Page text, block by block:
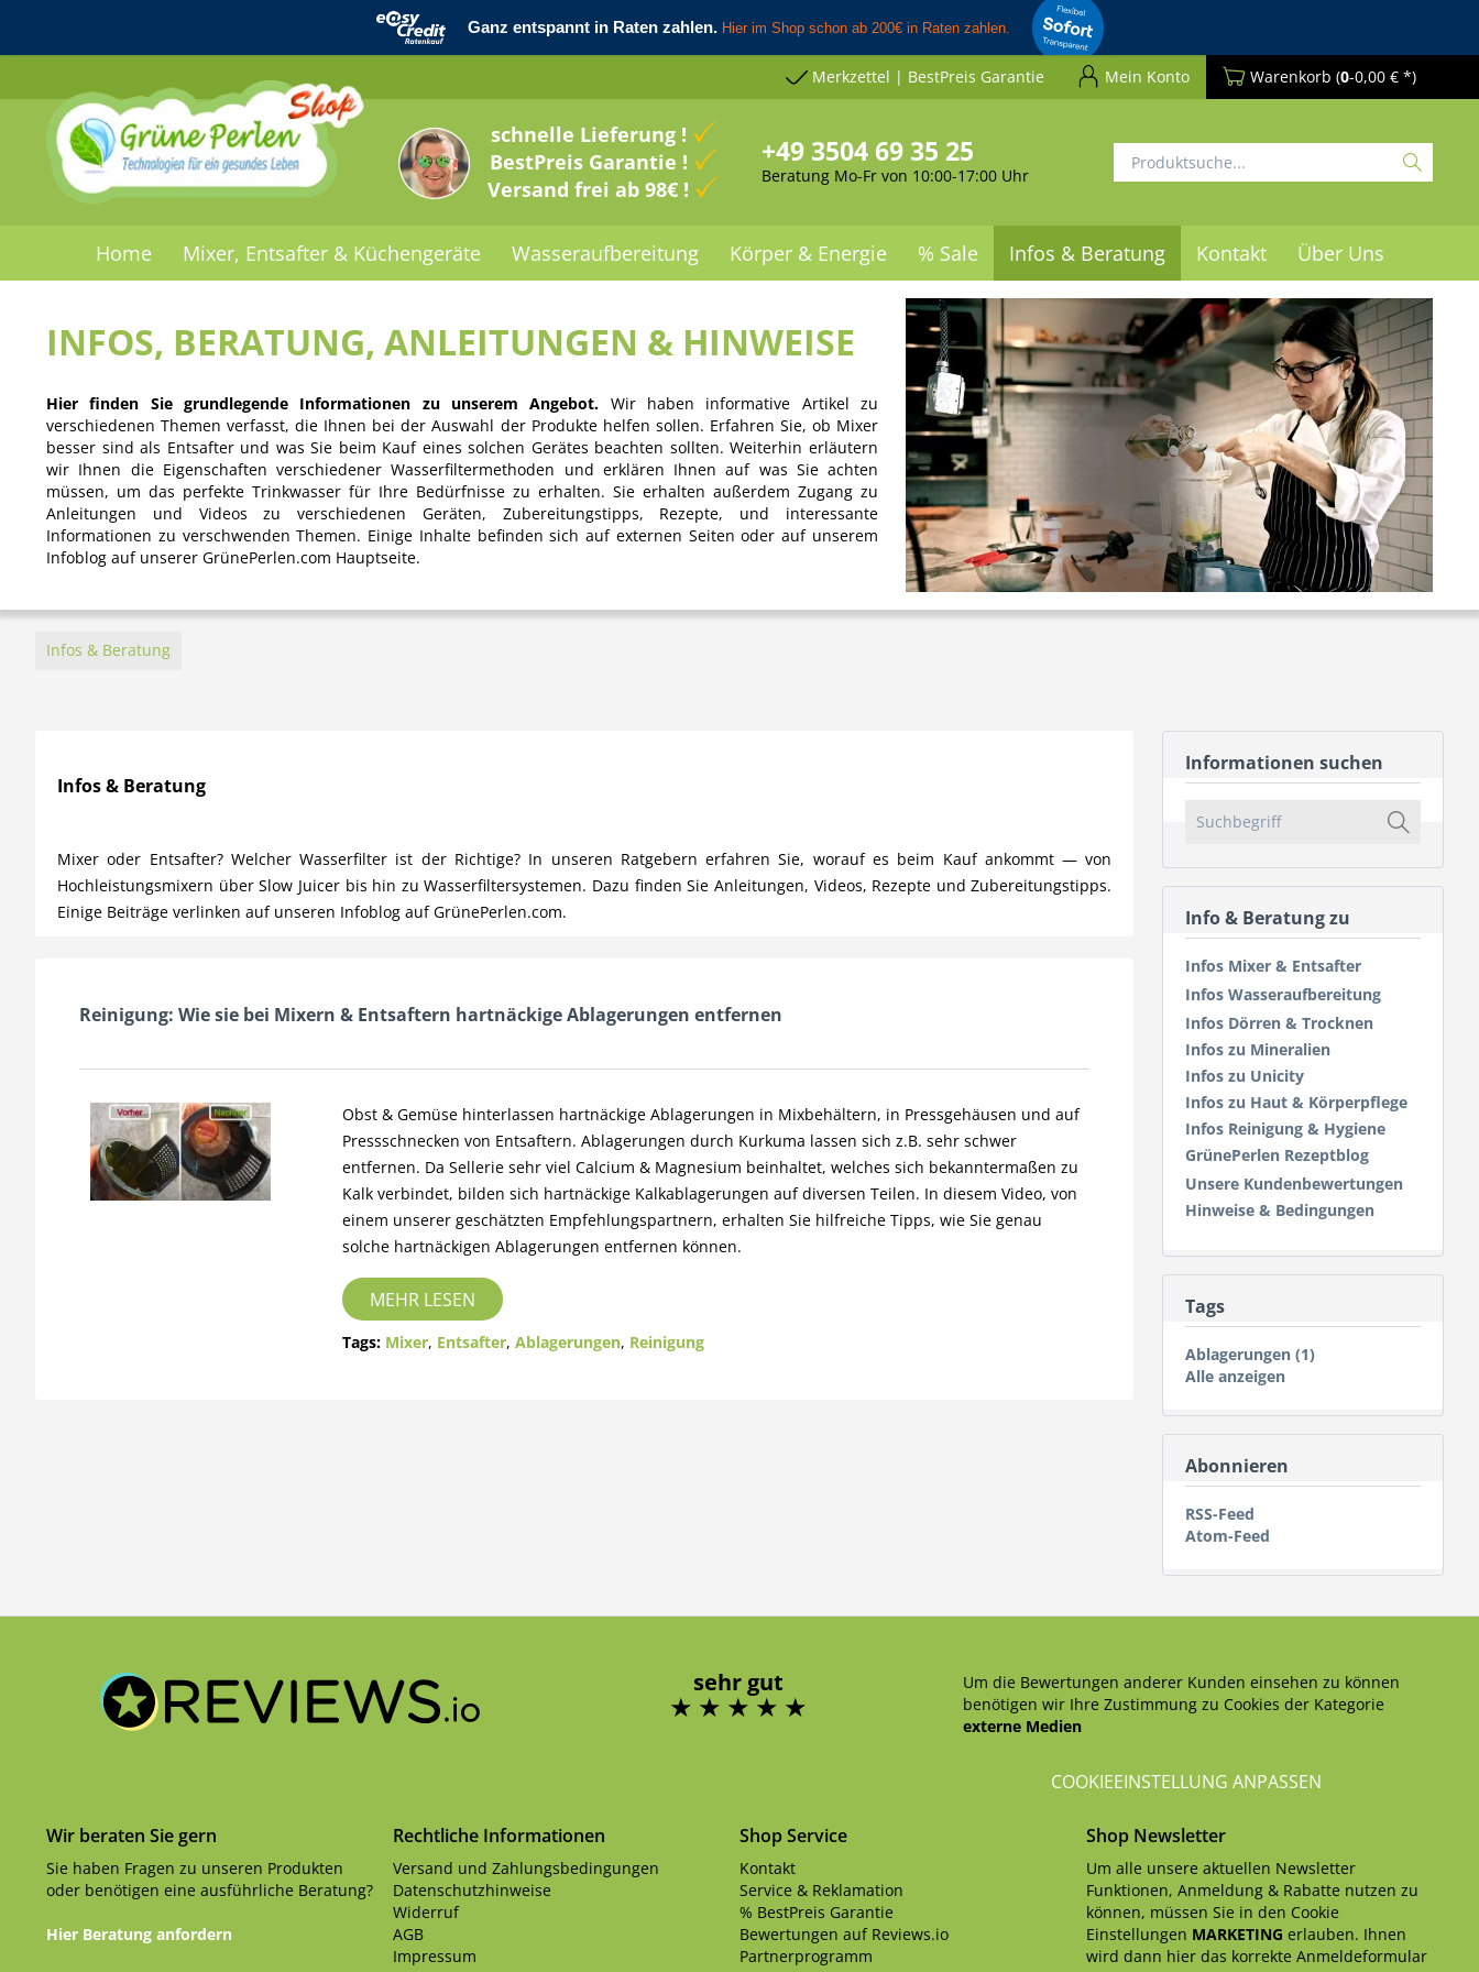
Merkzettel | BestPreis Garantie Mein Konto Warenkorb (0-0,00 € *)
schnelle Lieferung !
BestPreis Garantie !
Versand frei ab 98€ !
+49 3504 69 35 25
Beratung Mo-Fr von 10:00-17:00 Uhr
Home Mixer, Entsafter & Küchengeräte Wasseraufbereitung Körper & Energie % Sale Infos & Beratung Kontakt Über Uns
INFOS, BERATUNG, ANLEITUNGEN & HINWEISE
Hier finden Sie grundlegende Informationen zu unserem Angebot. Wir haben informative Artikel zu
verschiedenen Themen verfasst, die Ihnen bei der Auswahl der Produkte helfen sollen. Erfahren Sie, ob Mixer
besser sind als Entsafter und was Sie beim Kauf eines solchen Gerätes beachten sollten. Weiterhin erläutern
wir Ihnen die Eigenschaften verschiedener Wasserfiltermethoden und erklären Ihnen auf was Sie achten
müssen, um das perfekte Trinkwasser für Ihre Bedürfnisse zu erhalten. Sie erhalten außerdem Zugang zu
Anleitungen und Videos zu verschiedenen Geräten, Zubereitungstipps, Rezepte, und interessante
Informationen zu verschwenden Themen. Einige Inhalte befinden sich auf externen Seiten oder auf unserem
Infoblog auf unserer GrünePerlen.com Hauptseite.
Infos & Beratung
Informationen suchen
Info & Beratung zu
Infos Mixer & Entsafter
Infos Wasseraufbereitung
Infos Dörren & Trocknen
Infos zu Mineralien
Infos zu Unicity
Infos zu Haut & Körperpflege
Infos Reinigung & Hygiene
GrünePerlen Rezeptblog
Unsere Kundenbewertungen
Hinweise & Bedingungen
Tags
Ablagerungen (1)
Alle anzeigen
Abonnieren
RSS-Feed
Atom-Feed
Infos & Beratung
Mixer oder Entsafter? Welcher Wasserfilter ist der Richtige? In unseren Ratgebern erfahren Sie, worauf es beim Kauf ankommt — von
Hochleistungsmixern über Slow Juicer bis hin zu Wasserfiltersystemen. Dazu finden Sie Anleitungen, Videos, Rezepte und Zubereitungstipps.
Einige Beiträge verlinken auf unseren Infoblog auf GrünePerlen.com.
Reinigung: Wie sie bei Mixern & Entsaftern hartnäckige Ablagerungen entfernen
Obst & Gemüse hinterlassen hartnäckige Ablagerungen in Mixbehältern, in Pressgehäusen und auf
Pressschnecken von Entsaftern. Ablagerungen durch Kurkuma lassen sich z.B. sehr schwer
entfernen. Da Sellerie sehr viel Calcium & Magnesium beinhaltet, welches sich bekanntermaßen zu
Kalk verbindet, bilden sich hartnäckige Kalkablagerungen auf diversen Teilen. In diesem Video, von
einem unserer geschätzten Empfehlungspartnern, erhalten Sie hilfreiche Tipps, wie Sie genau
solche hartnäckigen Ablagerungen entfernen können.
MEHR LESEN
Tags: Mixer, Entsafter, Ablagerungen, Reinigung
sehr gut
Um die Bewertungen anderer Kunden einsehen zu können
benötigen wir Ihre Zustimmung zu Cookies der Kategorie
externe Medien
COOKIEEINSTELLUNG ANPASSEN
Wir beraten Sie gern
Sie haben Fragen zu unseren Produkten
oder benötigen eine ausführliche Beratung?
Hier Beratung anfordern
Rechtliche Informationen
Versand und Zahlungsbedingungen
Datenschutzhinweise
Widerruf
AGB
Impressum
Shop Service
Kontakt
Service & Reklamation
% BestPreis Garantie
Bewertungen auf Reviews.io
Partnerprogramm
Shop Newsletter
Um alle unsere aktuellen Newsletter
Funktionen, Anmeldung & Rabatte nutzen zu
können, müssen Sie in den Cookie
Einstellungen MARKETING erlauben. Ihnen
wird dann hier das korrekte Anmeldeformular